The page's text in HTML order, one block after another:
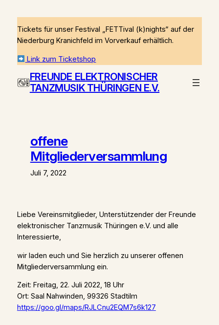
Inhalt
springen
Tickets für unser Festival „FETTival (k)nights“ auf der
Niederburg Kranichfeld im Vorverkauf erhältlich.
Link zum Ticketshop
FREUNDE ELEKTRONISCHER
TANZMUSIK THÜRINGEN E.V.
offene
Mitgliederversammlung
Juli 7, 2022
Liebe Vereinsmitglieder, Unterstützender der Freunde
elektronischer Tanzmusik Thüringen e.V. und alle
Interessierte,
wir laden euch und Sie herzlich zu unserer offenen
Mitgliederversammlung ein.
Zeit: Freitag, 22. Juli 2022, 18 Uhr
Ort: Saal Nahwinden, 99326 Stadtilm
https://goo.gl/maps/RJLCnu2EQM7s6k127